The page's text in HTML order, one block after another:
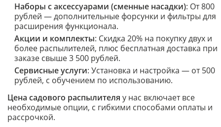
Наборы с аксессуарами (сменные насадки): От 800
рублей — дополнительные форсунки и фильтры для
расширения функционала.
Акции и комплекты: Скидка 20% на покупку двух и
более распылителей, плюс бесплатная доставка при
заказе свыше 3 500 рублей.
Сервисные услуги: Установка и настройка — от 500
рублей, с обучением по использованию.
Цена садового распылителя у нас включает все
необходимые опции, с гибкими способами оплаты и
рассрочкой.